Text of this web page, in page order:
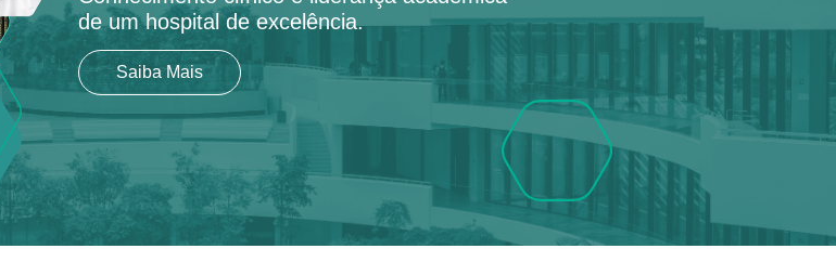
de um hospital de excelência.
Saiba Mais